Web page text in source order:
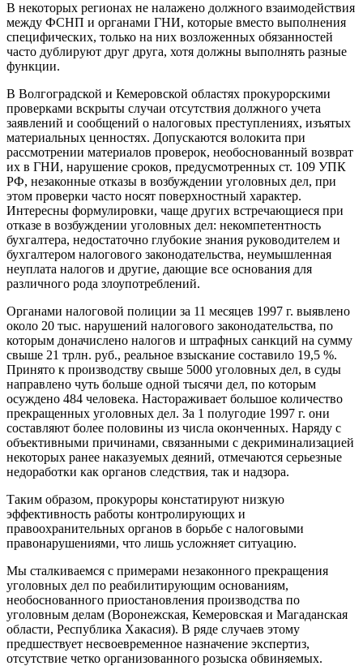
В некоторых регионах не налажено должного взаимодействия
между ФСНП и органами ГНИ, которые вместо выполнения
специфических, только на них возложенных обязанностей
часто дублируют друг друга, хотя должны выполнять разные
функции.
В Волгоградской и Кемеровской областях прокурорскими
проверками вскрыты случаи отсутствия должного учета
заявлений и сообщений о налоговых преступлениях, изъятых
материальных ценностях. Допускаются волокита при
рассмотрении материалов проверок, необоснованный возврат
их в ГНИ, нарушение сроков, предусмотренных ст. 109 УПК
РФ, незаконные отказы в возбуждении уголовных дел, при
этом проверки часто носят поверхностный характер.
Интересны формулировки, чаще других встречающиеся при
отказе в возбуждении уголовных дел: некомпетентность
бухгалтера, недостаточно глубокие знания руководителем и
бухгалтером налогового законодательства, неумышленная
неуплата налогов и другие, дающие все основания для
различного рода злоупотреблений.
Органами налоговой полиции за 11 месяцев 1997 г. выявлено
около 20 тыс. нарушений налогового законодательства, по
которым доначислено налогов и штрафных санкций на сумму
свыше 21 трлн. руб., реальное взыскание составило 19,5 %.
Принято к производству свыше 5000 уголовных дел, в суды
направлено чуть больше одной тысячи дел, по которым
осуждено 484 человека. Настораживает большое количество
прекращенных уголовных дел. За 1 полугодие 1997 г. они
составляют более половины из числа оконченных. Наряду с
объективными причинами, связанными с декриминализацией
некоторых ранее наказуемых деяний, отмечаются серьезные
недоработки как органов следствия, так и надзора.
Таким образом, прокуроры констатируют низкую
эффективность работы контролирующих и
правоохранительных органов в борьбе с налоговыми
правонарушениями, что лишь усложняет ситуацию.
Мы сталкиваемся с примерами незаконного прекращения
уголовных дел по реабилитирующим основаниям,
необоснованного приостановления производства по
уголовным делам (Воронежская, Кемеровская и Магаданская
области, Республика Хакасия). В ряде случаев этому
предшествует несвоевременное назначение экспертиз,
отсутствие четко организованного розыска обвиняемых.